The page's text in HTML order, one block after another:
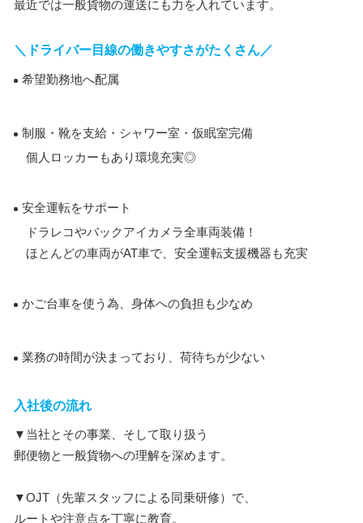
最近では一般貨物の運送にも力を入れています。
＼ドライバー目線の働きやすさがたくさん／
希望勤務地へ配属
制服・靴を支給・シャワー室・仮眠室完備
個人ロッカーもあり環境充実◎
安全運転をサポート
ドラレコやバックアイカメラ全車両装備！
ほとんどの車両がAT車で、安全運転支援機器も充実
かご台車を使う為、身体への負担も少なめ
業務の時間が決まっており、荷待ちが少ない
入社後の流れ
▼当社とその事業、そして取り扱う
郵便物と一般貨物への理解を深めます。
▼OJT（先輩スタッフによる同乗研修）で、
ルートや注意点を丁寧に教育。